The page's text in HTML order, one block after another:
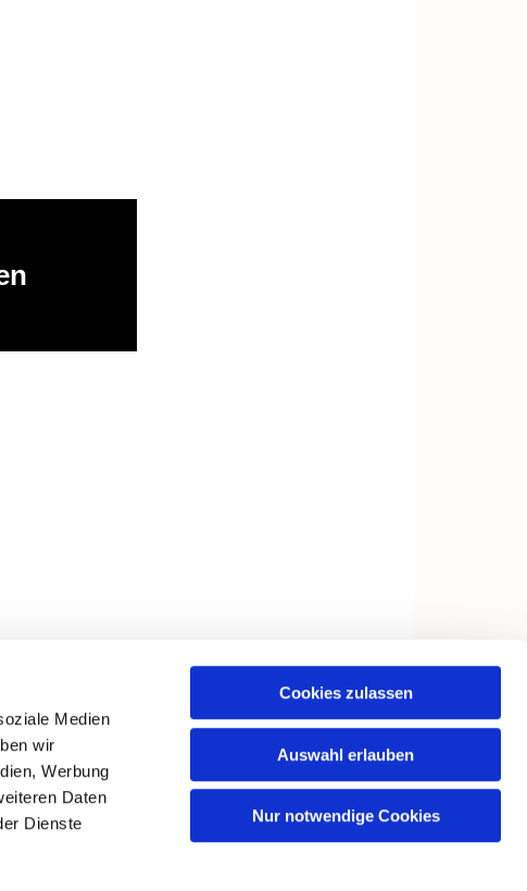
Medien
wir
Werbung
Daten
Dienste
Cookies zulassen
Auswahl erlauben
Nur notwendige Cookies